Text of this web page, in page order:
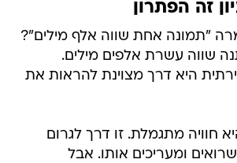
זה הפתרון
"תמונה אחת שווה אלף מילים"?
שווה עשרת אלפים מילים.
היא דרך מצוינת להראות את
חוויה מתגמלת. זו דרך לגרום
ומעריכים אותו. אבל